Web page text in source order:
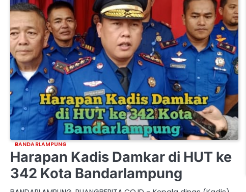
BANDARLAMPUNG
Harapan Kadis Damkar di HUT ke
342 Kota Bandarlampung